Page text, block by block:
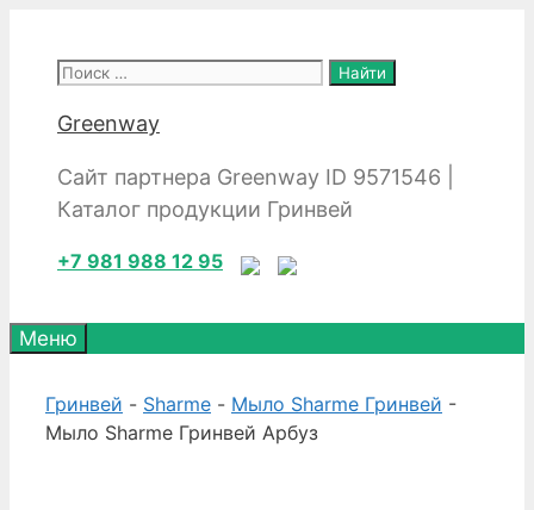
содержимому
Поиск:
Greenway
Сайт партнера Greenway ID 9571546 |
Каталог продукции Гринвей
+7 981 988 12 95
Меню
Гринвей - Sharme - Мыло Sharme Гринвей -
Мыло Sharme Гринвей Арбуз